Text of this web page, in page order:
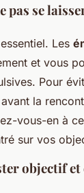
pas se
Les
et vous
Pour
la
vous-en à
sur vos
objectif et